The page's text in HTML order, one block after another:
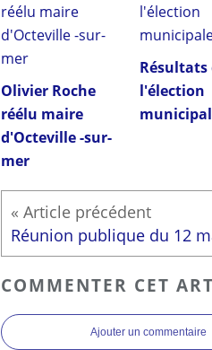
Olivier Roche
réélu maire
d'Octeville -sur-
mer
Résultats
l'élection
Réunion publique du 12
COMMENTER CET
Ajouter un commentaire